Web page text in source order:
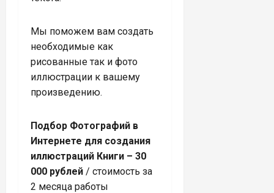
Мы поможем вам создать
необходимые как
рисованные так и фото
иллюстрации к вашему
произведению.
Подбор Фотографий в
Интернете для создания
иллюстраций Книги – 30
000 рублей / стоимость за
2 месяца работы